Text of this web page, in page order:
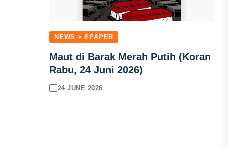
NEWS > EPAPER
Maut di Barak Merah Putih (Koran
Rabu, 24 Juni 2026)
24 JUNE 2026